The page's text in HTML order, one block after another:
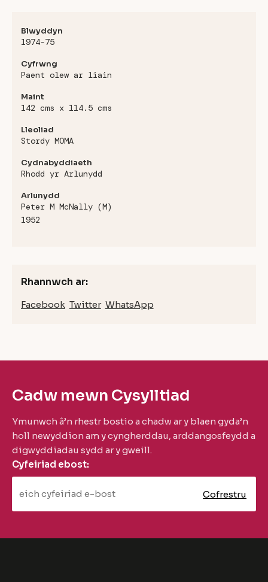
Blwyddyn
1974-75
Cyfrwng
Paent olew ar liain
Maint
142 cms x 114.5 cms
Lleoliad
Stordy MOMA
Cydnabyddiaeth
Rhodd yr Arlunydd
Arlunydd
Peter M McNally (M)
1952
Rhannwch ar:
Facebook Twitter WhatsApp
Cadw mewn Cysylltiad
Ymunwch â’n rhestr bostio a chadw ar y blaen gyda’n
holl newyddion am y cyngherddau, arddangosfeydd a
digwyddiadau sydd ar y gweill.
Cyfeiriad ebost: